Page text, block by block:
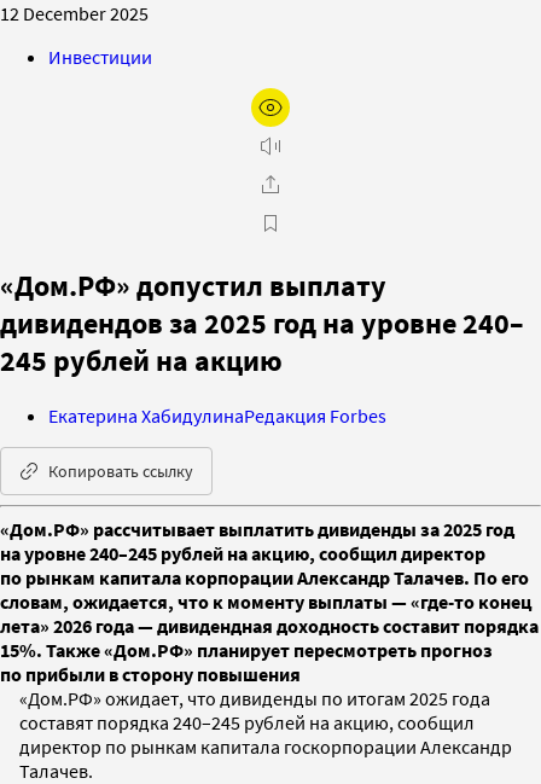
12 December 2025
Инвестиции
«Дом.РФ» допустил выплату
дивидендов за 2025 год на уровне 240–
245 рублей на акцию
Екатерина ХабидулинаРедакция Forbes
Копировать ссылку
«Дом.РФ» рассчитывает выплатить дивиденды за 2025 год
на уровне 240–245 рублей на акцию, сообщил директор
по рынкам капитала корпорации Александр Талачев. По его
словам, ожидается, что к моменту выплаты — «где-то конец
лета» 2026 года — дивидендная доходность составит порядка
15%. Также «Дом.РФ» планирует пересмотреть прогноз
по прибыли в сторону повышения
«Дом.РФ» ожидает, что дивиденды по итогам 2025 года
составят порядка 240–245 рублей на акцию, сообщил
директор по рынкам капитала госкорпорации Александр
Талачев.